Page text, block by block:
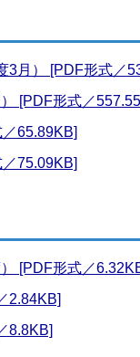
3月） [PDF形式／
[PDF形式／
65.89KB]
75.09KB]
[PDF形式／
2.84KB]
8.8KB]